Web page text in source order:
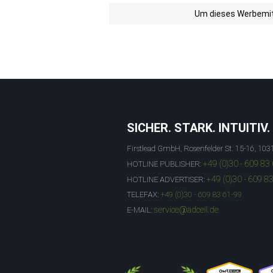
Um dieses
SICHER. STARK. INTUITIV.
Firstlead GmbH, Rosenfelder St. 15-16,
HOTLINE PUBLISHER: +49 (0)30 - 609 83
HOTLINE ADVERTISER: +49 (0)30 - 609
TELEFAX: +49 (0)30 - 609 83 61-99
E-MAIL: service@adcell.de